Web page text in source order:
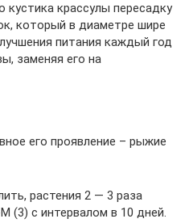
кустика крассулы пересадку
который в диаметре шире
питания каждый год
заменяя его на
его проявление – рыжие
растения 2 — 3 раза
(3) с интервалом в 10 дней.